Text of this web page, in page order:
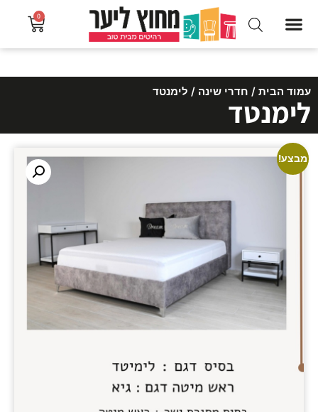
0
עמוד הבית / חדרי שינה / לימנטד
לימנטד
מבצע!